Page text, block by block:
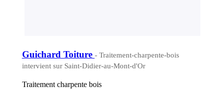
Guichard Toiture - Traitement-charpente-bois
intervient sur Saint-Didier-au-Mont-d'Or
Traitement charpente bois